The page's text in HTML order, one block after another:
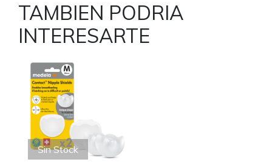
TAMBIEN PODRIA
INTERESARTE
Sin Stock